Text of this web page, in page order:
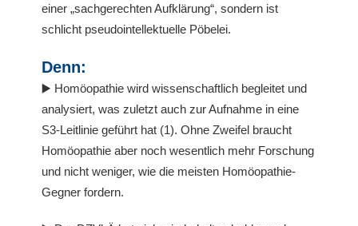
einer „sachgerechten Aufklärung“, sondern ist
schlicht pseudointellektuelle Pöbelei.
Denn:
▶️ Homöopathie wird wissenschaftlich begleitet und
analysiert, was zuletzt auch zur Aufnahme in eine
S3-Leitlinie geführt hat (1). Ohne Zweifel braucht
Homöopathie aber noch wesentlich mehr Forschung
und nicht weniger, wie die meisten Homöopathie-
Gegner fordern.